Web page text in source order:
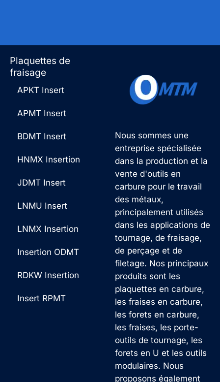
Nous sommes une
entreprise spécialisée
dans la production et la
vente d'outils en
carbure pour le travail
des métaux,
principalement utilisés
dans les applications de
tournage, de fraisage,
de perçage et de
filetage. Nos principaux
produits sont les
plaquettes en carbure,
les fraises en carbure,
les forets en carbure,
les fraises, les porte-
outils de tournage, les
forets en U et les outils
modulaires. Nous
proposons également
Plaquettes de
fraisage
APKT Insert
APMT Insert
BDMT Insert
HNMX Insertion
JDMT Insert
LNMU Insert
LNMX Insertion
Insertion ODMT
RDKW Insertion
Insert RPMT